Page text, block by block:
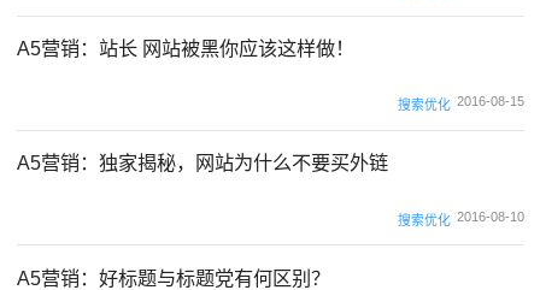
A5营销：站长 网站被黑你应该这样做！
搜索优化 2016-08-15
A5营销：独家揭秘，网站为什么不要买外链
搜索优化 2016-08-10
A5营销：好标题与标题党有何区别？